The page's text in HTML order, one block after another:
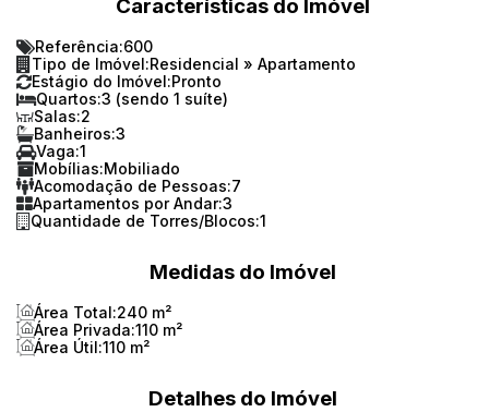
Imóvel ideal para quem busca conforto e
praticidade em uma das regiões mais valorizadas
da cidade.
🌴Baixa temporada: R$ 1.000,00 a diária
🌴Alta temporada: R$ 1.650,00 a diária
Pacote especial – Natal e Réveillon
➡️ Período: 25/12/2025 a 05/01/2026
➡️ Valor total: R$ 20.300,00
Características do Imóvel
Referência:600
Tipo de Imóvel:Residencial » Apartamento
Estágio do Imóvel:Pronto
Quartos:3 (sendo 1 suíte)
Salas:2
Banheiros:3
Vaga:1
Mobílias:Mobiliado
Acomodação de Pessoas:7
Apartamentos por Andar:3
Quantidade de Torres/Blocos:1
Medidas do Imóvel
Área Total:240 m²
Área Privada:110 m²
Área Útil:110 m²
Detalhes do Imóvel